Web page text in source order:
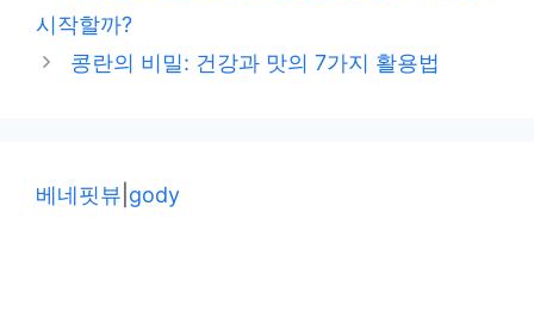
리
시작할까?
콩란의 비밀: 건강과 맛의 7가지 활용법
베네핏뷰 gody